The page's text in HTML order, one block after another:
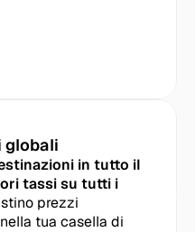
globali
in tutto il
tassi su tutti i
prezzi
tua casella di